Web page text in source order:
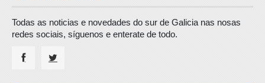
Todas as noticias e novedades do sur de Galicia nas nosas
redes sociais, síguenos e enterate de todo.